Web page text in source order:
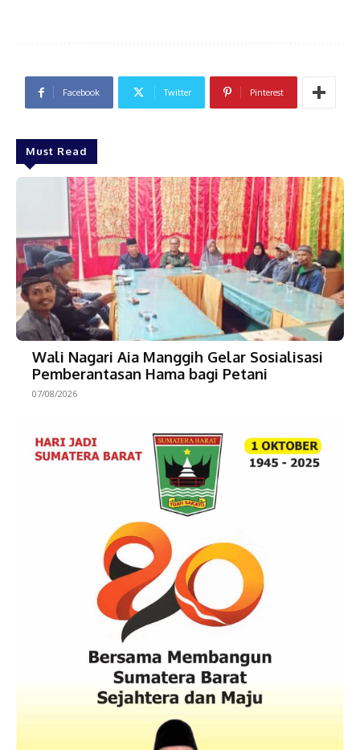
Facebook Twitter Pinterest
Must Read
Wali Nagari Aia Manggih Gelar Sosialisasi
Pemberantasan Hama bagi Petani
07/08/2026